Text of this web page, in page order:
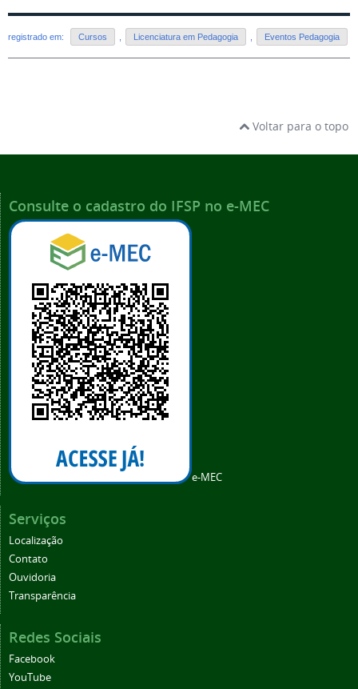
registrado em: Cursos Licenciatura em Pedagogia Eventos Pedagogia
Voltar para o topo
Consulte o cadastro do IFSP no e-MEC
e-MEC
Serviços
Localização
Contato
Ouvidoria
Transparência
Redes Sociais
Facebook
YouTube